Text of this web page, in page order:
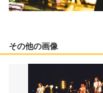
その他の画像